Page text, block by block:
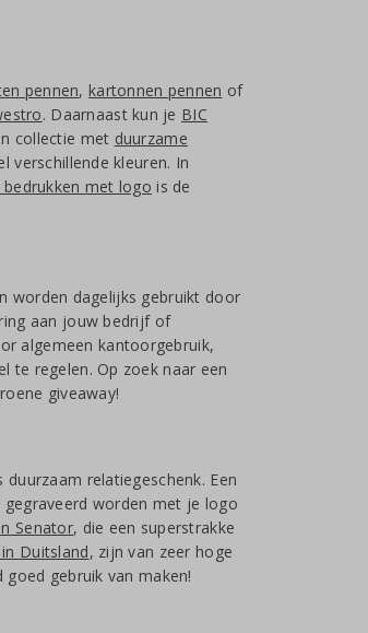
pennen, kartonnen pennen of
. Daarnaast kun je BIC
collectie met duurzame
verschillende kleuren. In
bedrukken met logo is de
worden dagelijks gebruikt door
aan jouw bedrijf of
algemeen kantoorgebruik,
te regelen. Op zoek naar een
giveaway!
relatiegeschenk. Een
gegraveerd worden met je logo
Senator, die een superstrakke
Duitsland, zijn van zeer hoge
gebruik van maken!